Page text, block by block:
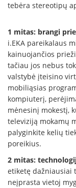
tebėra stereotipų
1 mitas: brangi
i.EKA pareikalaus
kainuojančios
tačiau jos nebus
valstybė įteisino
mobiliąsias
kompiuterį,
mėnesinį mokestį,
televiziją mokamų
palyginkite kelių
poreikius.
2 mitas:
etiketę dažniausiai
neįprasta vietoj